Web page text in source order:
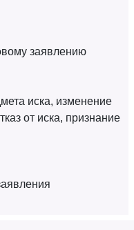
заявлению
иска, изменение
от иска, признание